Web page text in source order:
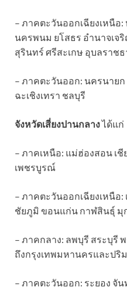
– ภาคตะวันออกเฉียงเหนือ
นครพนม ยโสธร อำนาจเจ
สุรินทร์ ศรีสะเกษ อุบลราช
– ภาคตะวันออก: นครนายก
ฉะเชิงเทรา ชลบุรี
จังหวัดเสี่ยงปานกลางได้แก่
– ภาคเหนือ: แม่ฮ่องสอน เ
เพชรบูรณ์
– ภาคตะวันออกเฉียงเหนือ
ชัยภูมิ ขอนแก่น กาฬสินธุ์ มุ
– ภาคกลาง: ลพบุรี สระบุรี
ถึงกรุงเทพมหานครและป
– ภาคตะวันออก: ระยอง จั